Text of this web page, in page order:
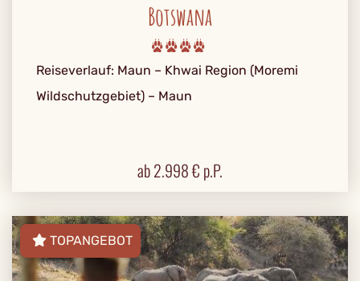
Botswana
Reiseverlauf: Maun – Khwai Region (Moremi
Wildschutzgebiet) – Maun
ab2.998€ p.P.
TOPANGEBOT